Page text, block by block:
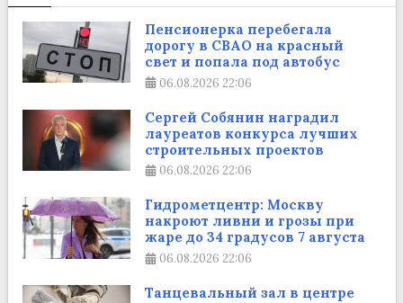
Пенсионерка перебегала
дорогу в СВАО на красный
свет и попала под автобус
06.08.2026 22:06
Сергей Собянин наградил
лауреатов конкурса лучших
строительных проектов
06.08.2026 22:06
Гидрометцентр: Москву
накроют ливни и грозы при
жаре до 34 градусов 7 августа
06.08.2026 22:06
Танцевальный зал в центре